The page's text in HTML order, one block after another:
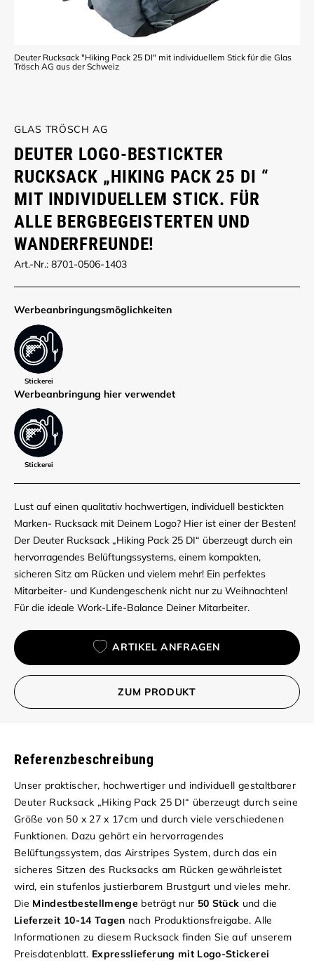
Deuter Rucksack "Hiking Pack 25 DI" mit individuellem Stick für die Glas
Trösch AG aus der Schweiz
GLAS TRÖSCH AG
DEUTER LOGO-BESTICKTER
RUCKSACK „HIKING PACK 25 DI “
MIT INDIVIDUELLEM STICK. FÜR
ALLE BERGBEGEISTERTEN UND
WANDERFREUNDE!
Art.-Nr.: 8701-0506-1403
Werbe­anbringungs­möglich­keiten
Stickerei
Werbe­anbringung hier verwendet
Stickerei
Lust auf einen qualitativ hochwertigen, individuell bestickten
Marken- Rucksack mit Deinem Logo? Hier ist einer der Besten!
Der Deuter Rucksack „Hiking Pack 25 DI“ überzeugt durch ein
hervorragendes Belüftungssystems, einem kompakten,
sicheren Sitz am Rücken und vielem mehr! Ein perfektes
Mitarbeiter- und Kundengeschenk nicht nur zu Weihnachten!
Für die ideale Work-Life-Balance Deiner Mitarbeiter.
ARTIKEL ANFRAGEN
ZUM PRODUKT
Referenzbeschreibung
Unser praktischer, hochwertiger und individuell gestaltbarer
Deuter Rucksack „Hiking Pack 25 DI“ überzeugt durch seine
Größe von 50 x 27 x 17cm und durch viele verschiedenen
Funktionen. Dazu gehört ein hervorragendes
Belüftungssystem, das Airstripes System, durch das ein
sicheres Sitzen des Rucksacks am Rücken gewährleistet
wird, ein stufenlos justierbarem Brustgurt und vieles mehr.
Die Mindestbestellmenge beträgt nur 50 Stück und die
Lieferzeit 10-14 Tagen nach Produktionsfreigabe. Alle
Informationen zu diesem Rucksack finden Sie auf unserem
Preisdatenblatt. Expresslieferung mit Logo-Stickerei